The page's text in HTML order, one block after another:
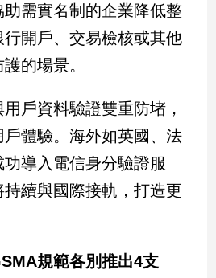
需實名制的企業降低整
開戶、交易檢核或其他
的場景。
戶資料驗證雙重防堵，
體驗。海外如英國、法
導入電信身分驗證服
續與國際接軌，打造更
規範各別推出4支